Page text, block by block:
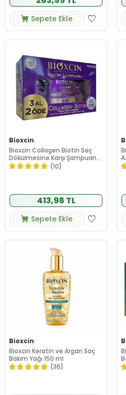
Sepete Ekle
Bioxcin
Bioxcin Collagen Biotin Saç
Dökülmesine Karşı Şampuan
300 ml- 3 al 2 öde
(10)
413,98 TL
Sepete Ekle
Bioxcin
Bioxcin Keratin ve Argan Saç
Bakım Yağı 150 ml
(36)